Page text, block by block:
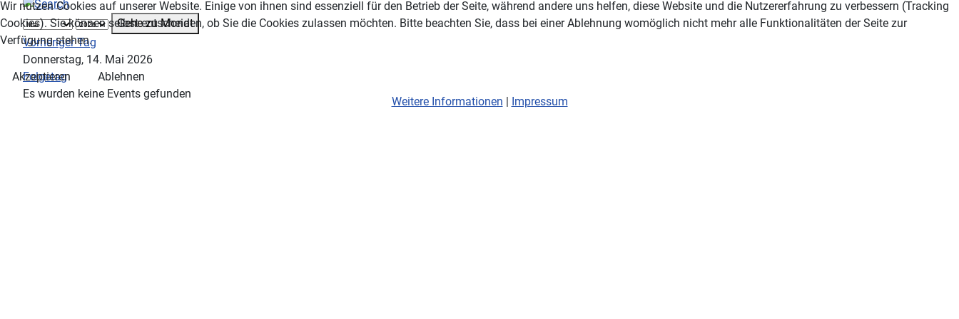
Gehe zu Monat
Vorheriger Tag
Donnerstag, 14. Mai 2026
Folgetag
Es wurden keine Events gefunden
Wir nutzen Cookies auf unserer Website. Einige von ihnen sind essenziell für den Betrieb der Seite, während andere uns helfen, diese Website und die Nutzererfahrung zu verbessern (Tracking
Cookies). Sie können selbst entscheiden, ob Sie die Cookies zulassen möchten. Bitte beachten Sie, dass bei einer Ablehnung womöglich nicht mehr alle Funktionalitäten der Seite zur
Verfügung stehen.
Akzeptieren
Ablehnen
Weitere Informationen | Impressum